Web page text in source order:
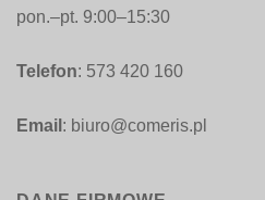
pon.–pt. 9:00–15:30
Telefon: 573 420 160
Email : biuro@comeris.pl